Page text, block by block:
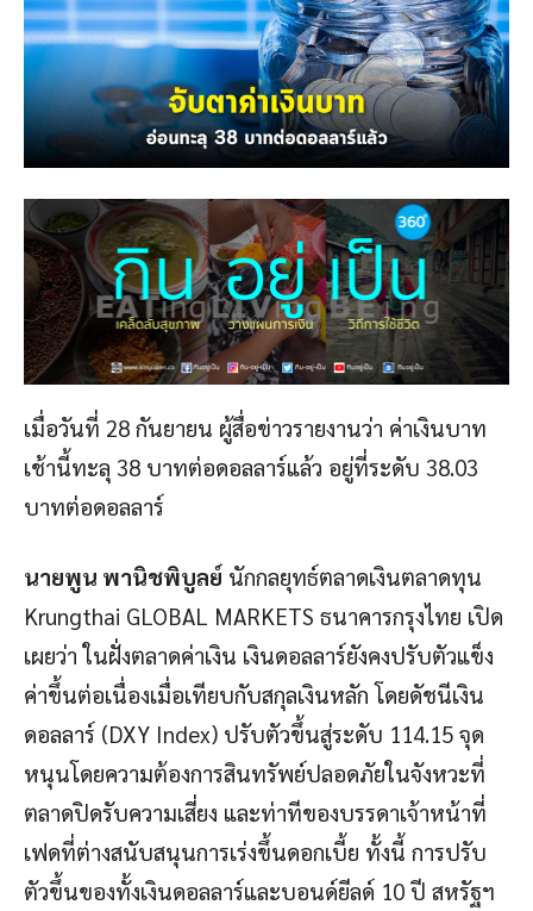
เมื่อวันที่ 28 กันยายน ผู้สื่อข่าวรายงานว่า ค่าเงินบาท
เช้านี้ทะลุ 38 บาทต่อดอลลาร์แล้ว อยู่ที่ระดับ 38.03
บาทต่อดอลลาร์
นายพูน พานิชพิบูลย์ นักกลยุทธ์ตลาดเงินตลาดทุน
Krungthai GLOBAL MARKETS ธนาคารกรุงไทย เปิด
เผยว่า ในฝั่งตลาดค่าเงิน เงินดอลลาร์ยังคงปรับตัวแข็ง
ค่าขึ้นต่อเนื่องเมื่อเทียบกับสกุลเงินหลัก โดยดัชนีเงิน
ดอลลาร์ (DXY Index) ปรับตัวขึ้นสู่ระดับ 114.15 จุด
หนุนโดยความต้องการสินทรัพย์ปลอดภัยในจังหวะที่
ตลาดปิดรับความเสี่ยง และท่าทีของบรรดาเจ้าหน้าที่
เฟดที่ต่างสนับสนุนการเร่งขึ้นดอกเบี้ย ทั้งนี้ การปรับ
ตัวขึ้นของทั้งเงินดอลลาร์และบอนด์ยีลด์ 10 ปี สหรัฐฯ